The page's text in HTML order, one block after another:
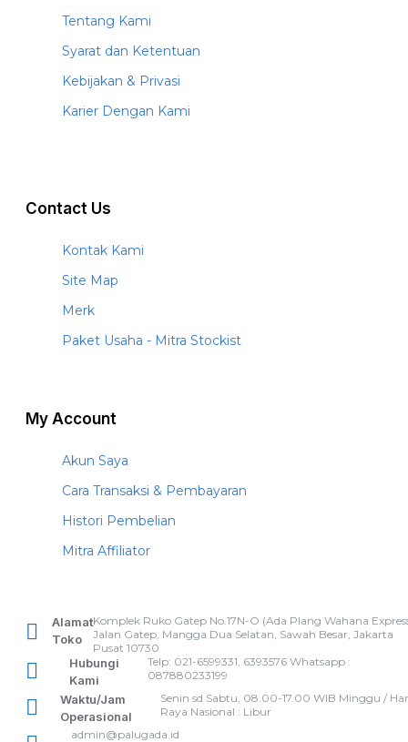
Tentang Kami
Syarat dan Ketentuan
Kebijakan & Privasi
Karier Dengan Kami
Contact Us
Kontak Kami
Site Map
Merk
Paket Usaha - Mitra Stockist
My Account
Akun Saya
Cara Transaksi & Pembayaran
Histori Pembelian
Mitra Affiliator
Alamat
Toko
Komplek Ruko Gatep No.17N-O (Ada Plang Wahana
Jalan Gatep, Mangga Dua Selatan, Sawah Besar, Jakarta
Pusat 10730
Hubungi
Kami
Telp: 021-6599331, 6393576 Whatsapp :
087880233199
Waktu/Jam
Operasional
Senin sd Sabtu, 08.00-17.00 WIB Minggu /
Raya Nasional : Libur
admin@palugada.id